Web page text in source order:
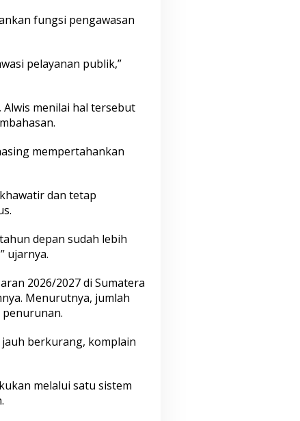
fungsi pengawasan
pelayanan publik,”
menilai hal tersebut
mempertahankan
dan tetap
depan sudah lebih
ujarnya.
2026/2027 di Sumatera
Menurutnya, jumlah
jauh berkurang, komplain
melalui satu sistem